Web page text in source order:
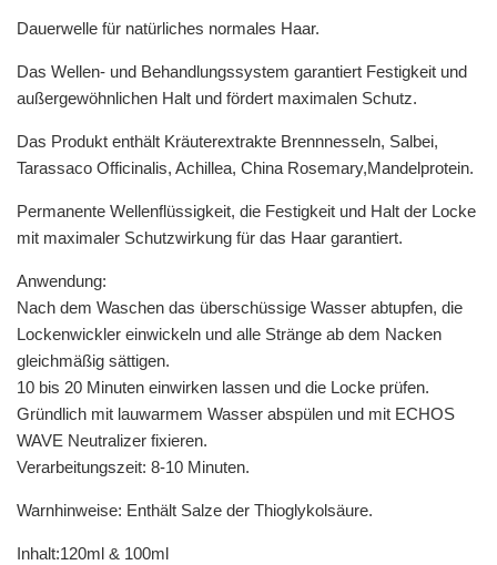
Dauerwelle für natürliches normales Haar.
Das Wellen- und Behandlungssystem garantiert Festigkeit und
außergewöhnlichen Halt und fördert maximalen Schutz.
Das Produkt enthält Kräuterextrakte Brennnesseln, Salbei,
Tarassaco Officinalis, Achillea, China Rosemary,Mandelprotein.
Permanente Wellenflüssigkeit, die Festigkeit und Halt der Locke
mit maximaler Schutzwirkung für das Haar garantiert.
Anwendung:
Nach dem Waschen das überschüssige Wasser abtupfen, die
Lockenwickler einwickeln und alle Stränge ab dem Nacken
gleichmäßig sättigen.
10 bis 20 Minuten einwirken lassen und die Locke prüfen.
Gründlich mit lauwarmem Wasser abspülen und mit ECHOS
WAVE Neutralizer fixieren.
Verarbeitungszeit: 8-10 Minuten.
Warnhinweise: Enthält Salze der Thioglykolsäure.
Inhalt:120ml & 100ml